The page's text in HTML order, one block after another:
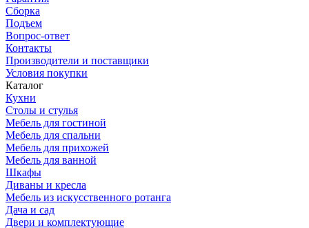
Сборка
Подъем
Вопрос-ответ
Контакты
Производители и поставщики
Условия покупки
Каталог
Кухни
Столы и стулья
Мебель для гостиной
Мебель для спальни
Мебель для прихожей
Мебель для ванной
Шкафы
Диваны и кресла
Мебель из искусственного ротанга
Дача и сад
Двери и комплектующие